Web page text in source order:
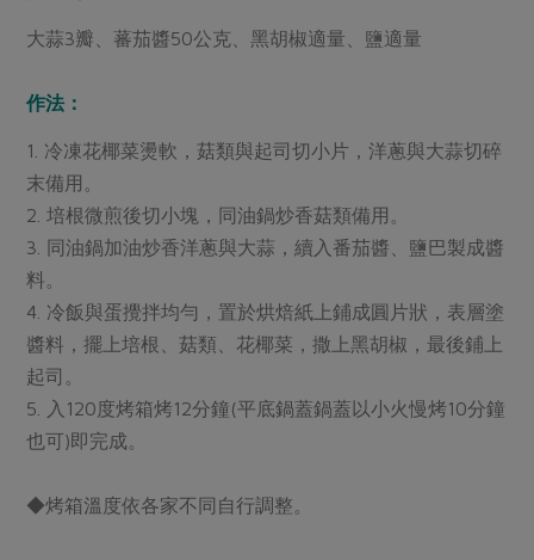
美妝保養 個人清潔
日用品
防災用品
最新產品
素食專區
樂齡友善
異國料理
年菜食譜
養身食補
節慶大餐
高麗菜海鮮煎餅
2024農業發展計畫年度報告
把最好的台灣味帶回家！
典藏閱覽室
社務專區
最新消息
下載專區
地區活動
社務會議
活動報下載
大蒜3瓣、蕃茄醬50公克、黑胡椒適量、鹽適量
作法：
1. 冷凍花椰菜燙軟，菇類與起司切小片，洋蔥與大蒜切碎
末備用。
2. 培根微煎後切小塊，同油鍋炒香菇類備用。
3. 同油鍋加油炒香洋蔥與大蒜，續入番茄醬、鹽巴製成醬
料。
4. 冷飯與蛋攪拌均勻，置於烘焙紙上鋪成圓片狀，表層塗
醬料，擺上培根、菇類、花椰菜，撒上黑胡椒，最後鋪上
起司。
5. 入120度烤箱烤12分鐘(平底鍋蓋鍋蓋以小火慢烤10分鐘
也可)即完成。
◆烤箱溫度依各家不同自行調整。